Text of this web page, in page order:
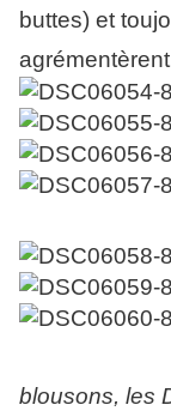
buttes) et
blousons, les